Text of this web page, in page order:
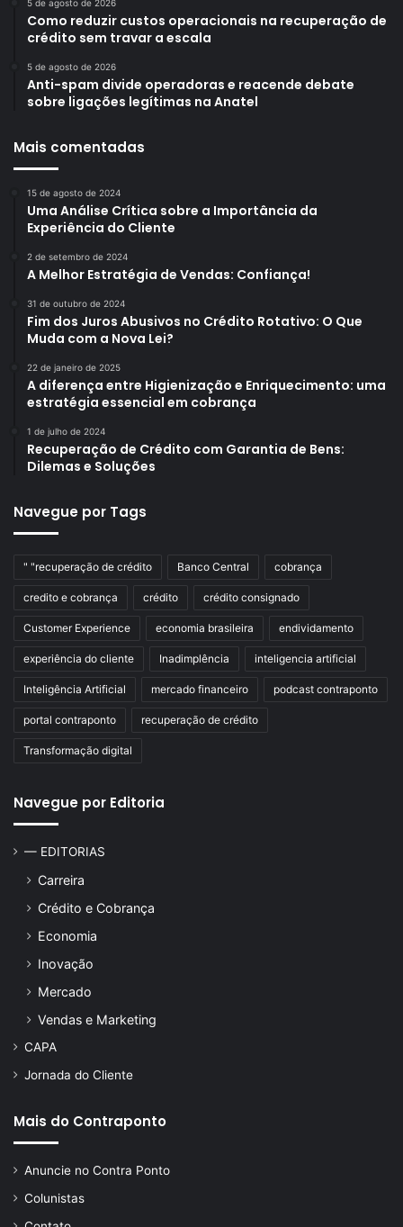
5 de agosto de 2026
Como reduzir custos operacionais na recuperação de
crédito sem travar a escala
5 de agosto de 2026
Anti-spam divide operadoras e reacende debate
sobre ligações legítimas na Anatel
Mais comentadas
15 de agosto de 2024
Uma Análise Crítica sobre a Importância da
Experiência do Cliente
2 de setembro de 2024
A Melhor Estratégia de Vendas: Confiança!
31 de outubro de 2024
Fim dos Juros Abusivos no Crédito Rotativo: O Que
Muda com a Nova Lei?
22 de janeiro de 2025
A diferença entre Higienização e Enriquecimento: uma
estratégia essencial em cobrança
1 de julho de 2024
Recuperação de Crédito com Garantia de Bens:
Dilemas e Soluções
Navegue por Tags
" "recuperação de crédito Banco Central cobrança
credito e cobrança crédito crédito consignado
Customer Experience economia brasileira endividamento
experiência do cliente Inadimplência inteligencia artificial
Inteligência Artificial mercado financeiro podcast contraponto
portal contraponto recuperação de crédito
Transformação digital
Navegue por Editoria
— EDITORIAS
Carreira
Crédito e Cobrança
Economia
Inovação
Mercado
Vendas e Marketing
CAPA
Jornada do Cliente
Mais do Contraponto
Anuncie no Contra Ponto
Colunistas